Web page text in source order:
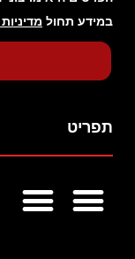
במידע תחול
תפריט